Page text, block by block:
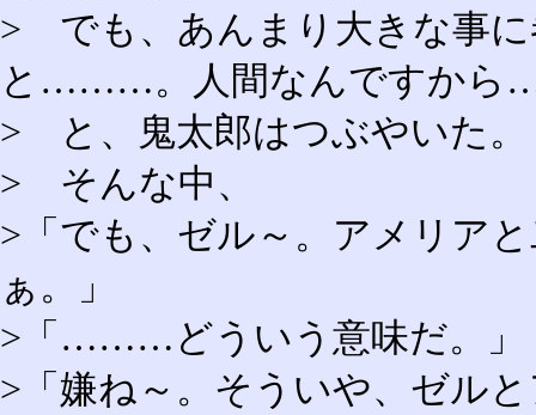
> でも、あんまり大きな事
と………。人間なんですか
> と、鬼太郎はつぶやいた。
> そんな中、
>「でも、ゼル～。アメリア
ぁ。」
>「………どういう意味だ。」
>「嫌ね～。そういや、ゼル